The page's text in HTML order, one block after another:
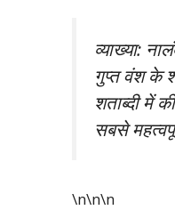
व्याख्या:
गुप्त वंश के
शताब्दी में
सबसे
\n\n\n